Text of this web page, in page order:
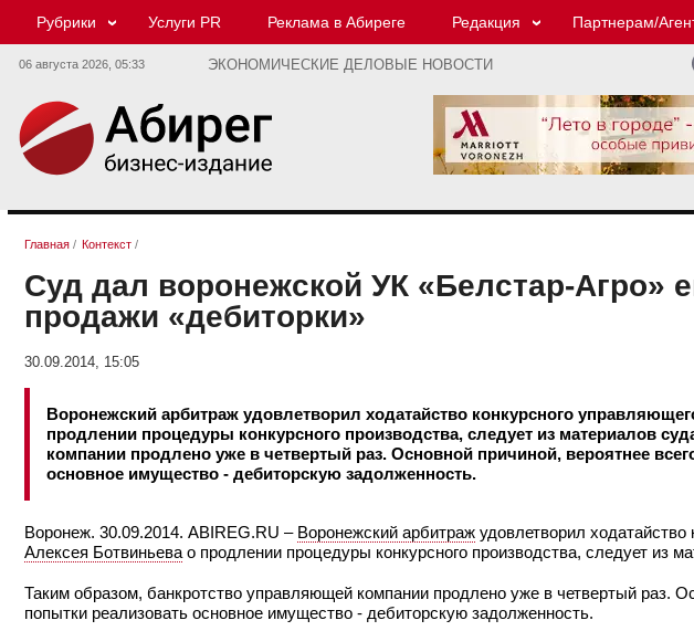
Рубрики Услуги PR Реклама в Абиреге Редакция Партнерам/
06 августа 2026, 05:33 ЭКОНОМИЧЕСКИЕ ДЕЛОВЫЕ НОВОСТИ
Главная / Контекст /
Суд дал воронежской УК «Белстар-Агро»
продажи «дебиторки»
30.09.2014, 15:05
Воронежский арбитраж удовлетворил ходатайство конкурсного
продлении процедуры конкурсного производства, следует из материалов
компании продлено уже в четвертый раз. Основной причиной, вероятнее
основное имущество - дебиторскую задолженность.
Воронеж. 30.09.2014. ABIREG.RU – Воронежский арбитраж удовлетворил
Алексея Ботвиньева о продлении процедуры конкурсного производства, следует из
Таким образом, банкротство управляющей компании продлено уже в четвертый раз.
попытки реализовать основное имущество - дебиторскую задолженность.